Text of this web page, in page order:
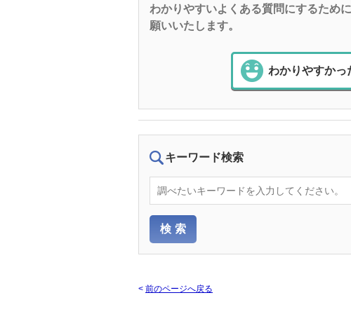
わかりやすいよくある質問にするため
願いいたします。
わかりやすかっ
キーワード検索
< 前のページへ戻る